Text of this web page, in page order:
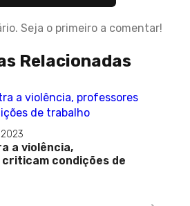
Seja o primeiro a comentar!
Relacionadas
a violência,
condições de